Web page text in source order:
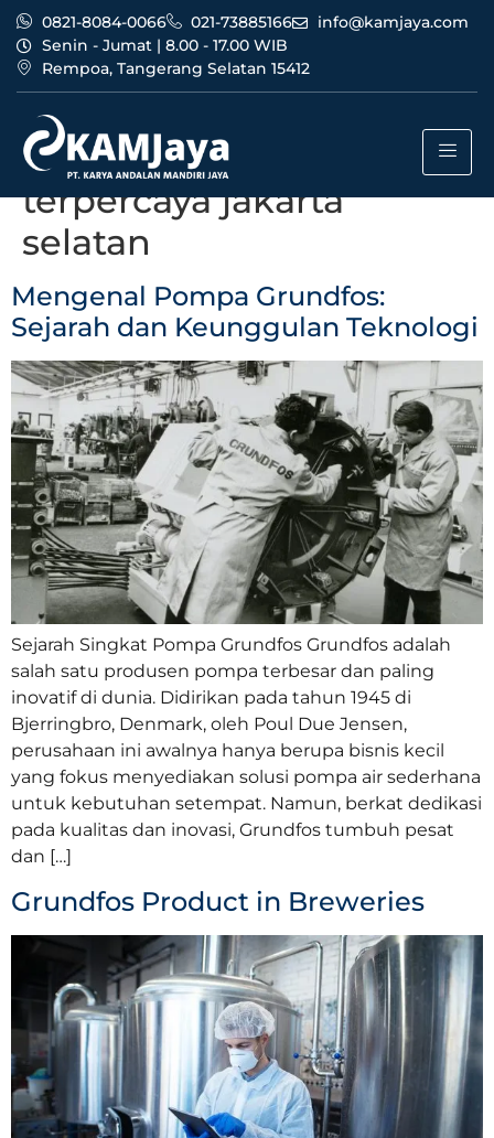
0821-8084-0066 021-73885166
info@kamjaya.com
Senin - Jumat | 8.00 - 17.00 WIB
Rempoa, Tangerang Selatan 15412
Tag:
grundfos bandung
terpercaya jakarta
selatan
Mengenal Pompa Grundfos:
Sejarah dan Keunggulan Teknologi
Sejarah Singkat Pompa Grundfos Grundfos adalah
salah satu produsen pompa terbesar dan paling
inovatif di dunia. Didirikan pada tahun 1945 di
Bjerringbro, Denmark, oleh Poul Due Jensen,
perusahaan ini awalnya hanya berupa bisnis kecil
yang fokus menyediakan solusi pompa air sederhana
untuk kebutuhan setempat. Namun, berkat dedikasi
pada kualitas dan inovasi, Grundfos tumbuh pesat
dan […]
Grundfos Product in Breweries